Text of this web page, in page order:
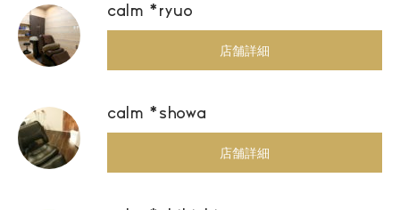
calm *ryuo
店舗詳細
calm *showa
店舗詳細